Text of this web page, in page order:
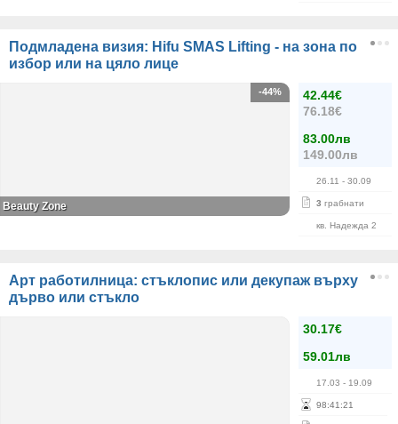
Подмладена визия: Hifu SMAS Lifting - на зона по
избор или на цяло лице
42.44€
76.18€
83.00лв
149.00лв
26.11 - 30.09
3 грабнати
кв. Надежда 2
-44%
Beauty Zone
Арт работилница: стъклопис или декупаж върху
дърво или стъкло
30.17€
59.01лв
17.03 - 19.09
98:41 :21